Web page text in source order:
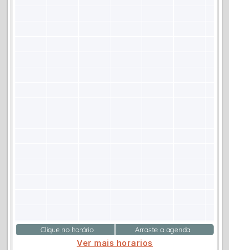
Clique no horário Arraste a agenda
Ver mais horarios